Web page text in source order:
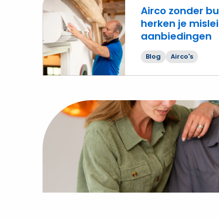
Airco zonder
herken je
aanbiedingen
Blog Airco's
Lees
meer
over
Airco
herken
je
misleidende
aanbiedingen